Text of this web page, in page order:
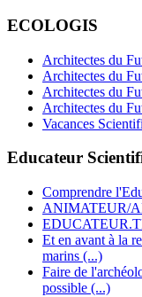
ECOLOGIS
Architectes du
Architectes du
Architectes du
Architectes du
Vacances
Educateur
Comprendre
ANIMATEUR/
Et en avant à la
marins (...)
Faire de
possible (...)